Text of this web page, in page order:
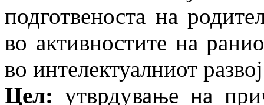
подготвеноста на
во активностите на
во интелек­туал­ниот
Цел: утврдување на